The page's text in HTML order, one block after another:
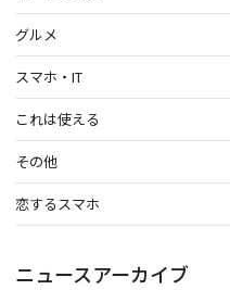
グルメ
スマホ・IT
これは使える
その他
恋するスマホ
ニュースアーカイブ